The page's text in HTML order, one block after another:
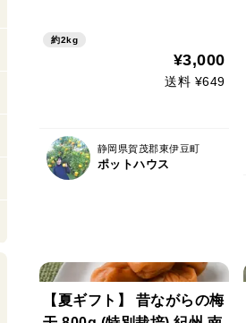
約2kg
¥3,000
送料 ¥649
静岡県賀茂郡東伊豆町
ポットハウス
【夏ギフト】 昔ながらの梅